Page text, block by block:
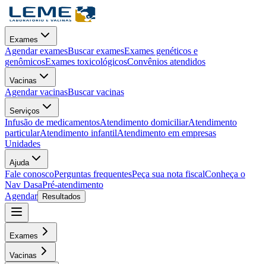
Exames
Agendar examesBuscar examesExames genéticos e
genômicosExames toxicológicosConvênios atendidos
Vacinas
Agendar vacinasBuscar vacinas
Serviços
Infusão de medicamentosAtendimento domiciliarAtendimento
particularAtendimento infantilAtendimento em empresas
Unidades
Ajuda
Fale conoscoPerguntas frequentesPeça sua nota fiscalConheça o
Nav DasaPré-atendimento
Agendar
Resultados
Exames
Vacinas